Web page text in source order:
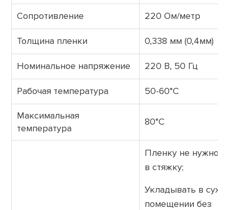
Сопротивление 220 Ом/метр
Толщина пленки 0,338 мм (0,4мм)
Номинальное напряжение 220 В, 50 Гц
Рабочая температура 50-60°С
Максимальная
температура
80°С
Пленку не нужно
в стяжку;
Укладывать в
помещении без